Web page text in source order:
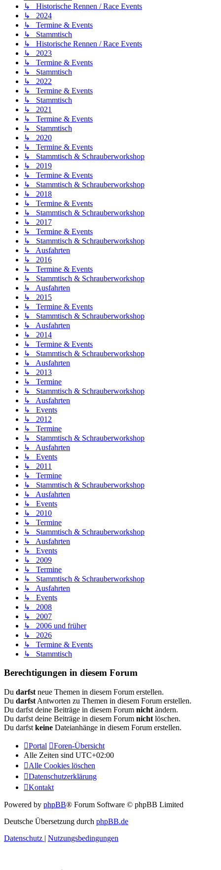
↳ Historische Rennen / Race Events
↳ 2024
↳ Termine & Events
↳ Stammtisch
↳ Historische Rennen / Race Events
↳ 2023
↳ Termine & Events
↳ Stammtisch
↳ 2022
↳ Termine & Events
↳ Stammtisch
↳ 2021
↳ Termine & Events
↳ Stammtisch
↳ 2020
↳ Termine & Events
↳ Stammtisch & Schrauberworkshop
↳ 2019
↳ Termine & Events
↳ Stammtisch & Schrauberworkshop
↳ 2018
↳ Termine & Events
↳ Stammtisch & Schrauberworkshop
↳ 2017
↳ Termine & Events
↳ Stammtisch & Schrauberworkshop
↳ Ausfahrten
↳ 2016
↳ Termine & Events
↳ Stammtisch & Schrauberworkshop
↳ Ausfahrten
↳ 2015
↳ Termine & Events
↳ Stammtisch & Schrauberworkshop
↳ Ausfahrten
↳ 2014
↳ Termine & Events
↳ Stammtisch & Schrauberworkshop
↳ Ausfahrten
↳ 2013
↳ Termine
↳ Stammtisch & Schrauberworkshop
↳ Ausfahrten
↳ Events
↳ 2012
↳ Termine
↳ Stammtisch & Schrauberworkshop
↳ Ausfahrten
↳ Events
↳ 2011
↳ Termine
↳ Stammtisch & Schrauberworkshop
↳ Ausfahrten
↳ Events
↳ 2010
↳ Termine
↳ Stammtisch & Schrauberworkshop
↳ Ausfahrten
↳ Events
↳ 2009
↳ Termine
↳ Stammtisch & Schrauberworkshop
↳ Ausfahrten
↳ Events
↳ 2008
↳ 2007
↳ 2006 und früher
↳ 2026
↳ Termine & Events
↳ Stammtisch
Berechtigungen in diesem Forum
Du darfst neue Themen in diesem Forum erstellen.
Du darfst Antworten zu Themen in diesem Forum erstellen.
Du darfst deine Beiträge in diesem Forum nicht ändern.
Du darfst deine Beiträge in diesem Forum nicht löschen.
Du darfst keine Dateianhänge in diesem Forum erstellen.
Portal
Foren-Übersicht
Alle Zeiten sind UTC+02:00
Alle Cookies löschen
Datenschutzerklärung
Kontakt
Powered by phpBB® Forum Software © phpBB Limited
Deutsche Übersetzung durch phpBB.de
Datenschutz | Nutzungsbedingungen